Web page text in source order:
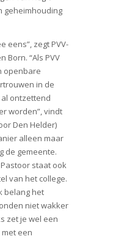
geheimhouding
eens”, zegt PVV-
Born. “Als PVV
openbare
in de
ontzettend
worden”, vindt
Den Helder)
alleen maar
de gemeente.
staat ook
van het college.
belang het
niet wakker
zet je wel een
een